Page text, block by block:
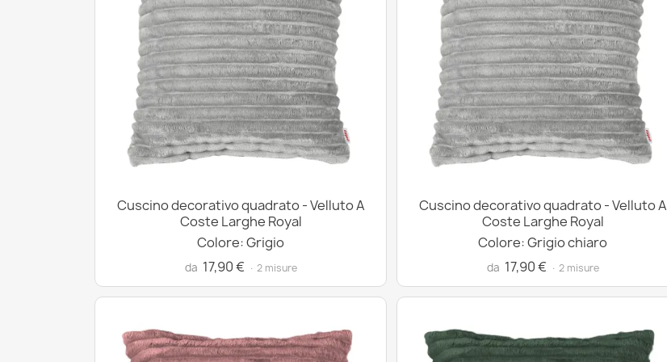
Cuscino decorativo quadrato - Velluto A
Coste Larghe Royal
Colore: Grigio
da 17,90 € · 2 misure
Cuscino decorativo quadrato - Velluto A
Coste Larghe Royal
Colore: Grigio chiaro
da 17,90 € · 2 misure